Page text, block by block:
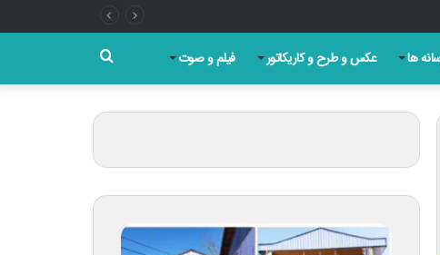
ها عکس و طرح و کاریکاتور فیلم و صوت
برای